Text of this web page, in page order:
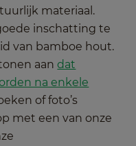
materiaal.
inschatting te
van bamboe hout.
aandat
na enkele
of foto’s
met een van onze